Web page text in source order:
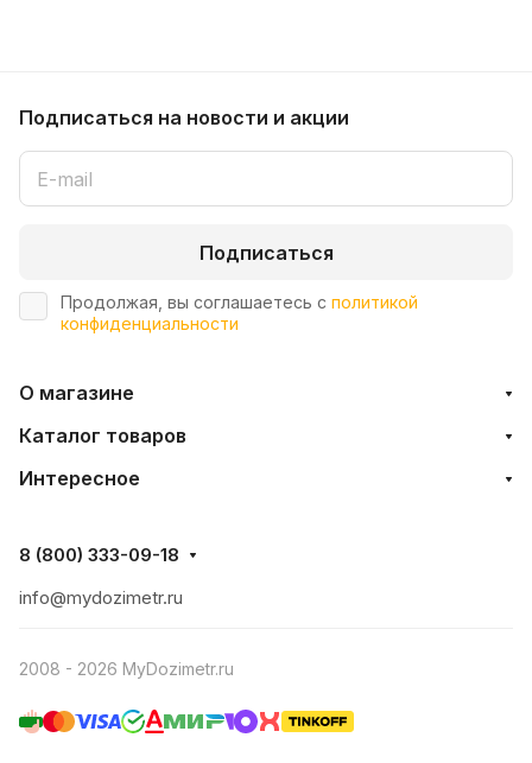
Подписаться на новости и акции
Подписаться
Продолжая, вы соглашаетесь с политикой
конфиденциальности
О магазине
Каталог товаров
Интересное
8 (800) 333-09-18
info@mydozimetr.ru
2008 - 2026 MyDozimetr.ru